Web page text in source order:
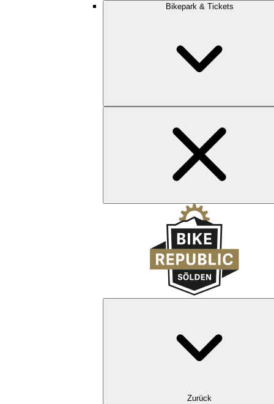
Bikepark & Tickets
Zurück